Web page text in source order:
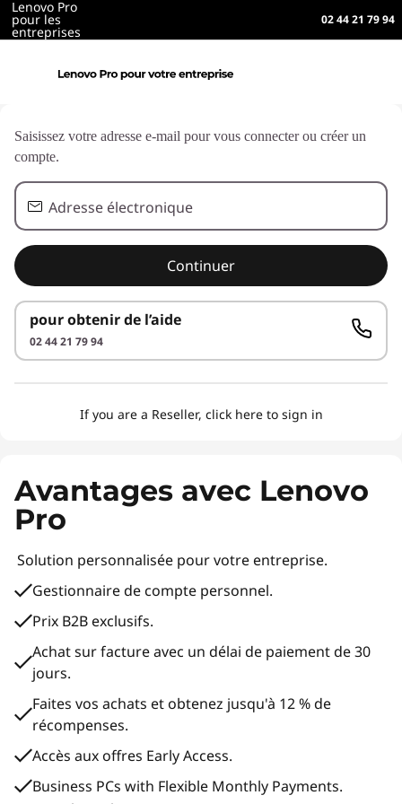
Lenovo Pro
pour les
entreprises
02 44 21 79 94
Saisissez votre adresse e-mail pour vous connecter ou créer un
compte.
Adresse électronique
Continuer
pour obtenir de l’aide
02 44 21 79 94
If you are a Reseller, click here to sign in
Avantages avec Lenovo
Pro
Solution personnalisée pour votre entreprise.
Gestionnaire de compte personnel.
Prix B2B exclusifs.
Achat sur facture avec un délai de paiement de 30
jours.
Faites vos achats et obtenez jusqu'à 12 % de
récompenses.
Accès aux offres Early Access.
Business PCs with Flexible Monthly Payments.